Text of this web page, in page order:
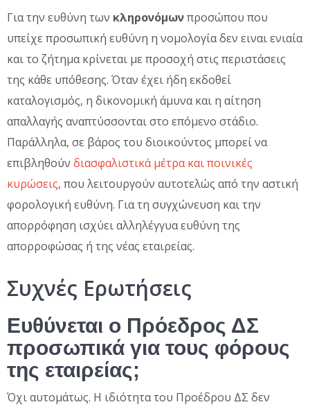
Για την ευθύνη των κληρονόμωνπροσώπου που
υπείχε προσωπική ευθύνη η νομολογία δεν ειναι ενιαία
και το ζήτημα κρίνεται με προσοχή στις περιστάσεις
της κάθε υπόθεσης. Όταν έχει ήδη εκδοθεί
καταλογισμός, η δικονομική άμυνα και η αίτηση
απαλλαγής αναπτύσσονται στο επόμενο στάδιο.
Παράλληλα, σε βάρος του διοικούντος μπορεί να
επιβληθούν διασφαλιστικά μέτρα και ποινικές
κυρώσεις, που λειτουργούν αυτοτελώς από την αστική
φορολογική ευθύνη. Για τη συγχώνευση και την
απορρόφηση ισχύει αλληλέγγυα ευθύνη της
απορροφώσας ή της νέας εταιρείας.
Συχνές Ερωτήσεις
Ευθύνεται ο Πρόεδρος ΔΣ
προσωπικά για τους φόρους
της εταιρείας;
Όχι αυτομάτως. Η ιδιότητα του Προέδρου ΔΣ δεν